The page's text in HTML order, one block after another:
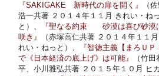
『SAKIGAKE 新時代の扉を開く』
（
浩一共著 ２０１４年１１月 きれい・ねっ
と）、
『聖なる約束 砂漠は喜び砂漠
咲き』
（赤塚高仁共著 ２０１４年１１月
れい・ねっと）、
『智徳主義【まろＵＰ
で《日本経済の底上げ》は可能』
（竹田
平、小川雅弘共著 ２０１５年１０月 ヒ